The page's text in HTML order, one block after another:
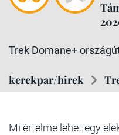
Trek Domane+
kerekpar/hirek
Mi értelme lehet egy